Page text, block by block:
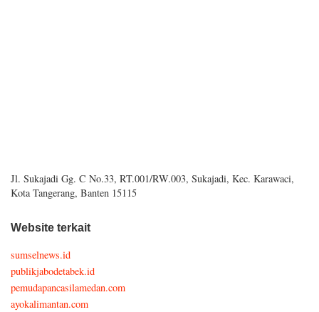
Jl. Sukajadi Gg. C No.33, RT.001/RW.003, Sukajadi, Kec. Karawaci,
Kota Tangerang, Banten 15115
Website terkait
sumselnews.id
publikjabodetabek.id
pemudapancasilamedan.com
ayokalimantan.com